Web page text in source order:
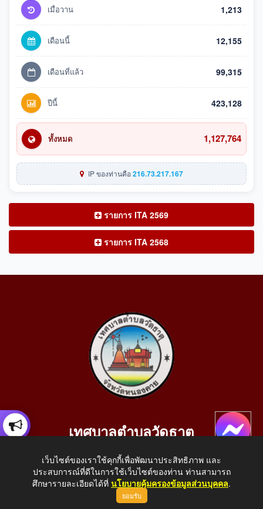
เมื่อวาน 1,213
เดือนนี้ 12,155
เดือนที่แล้ว 99,315
ปีนี้ 423,128
ทั้งหมด 1,127,764
IP ของท่านคือ216.73.217.167
รายการ ITA 2569
รายการ ITA 2568
เทศบาลตำบลวัดธาตุ
อ.เมือง จ.หนองคาย 43000
โทรศัพท์: 042-414758 โทรสาร: 042-414759
E-Mail: saraban_05430110@dla.go.th
เว็บไซต์ของเราใช้คุกกี้เพื่อพัฒนาประสิทธิภาพ และ
ประสบการณ์ที่ดีในการใช้เว็บไซต์ของท่าน ท่านสามารถ
ศึกษารายละเอียดได้ที่ นโยบายคุ้มครองข้อมูลส่วนบุคคล.
ยอมรับ